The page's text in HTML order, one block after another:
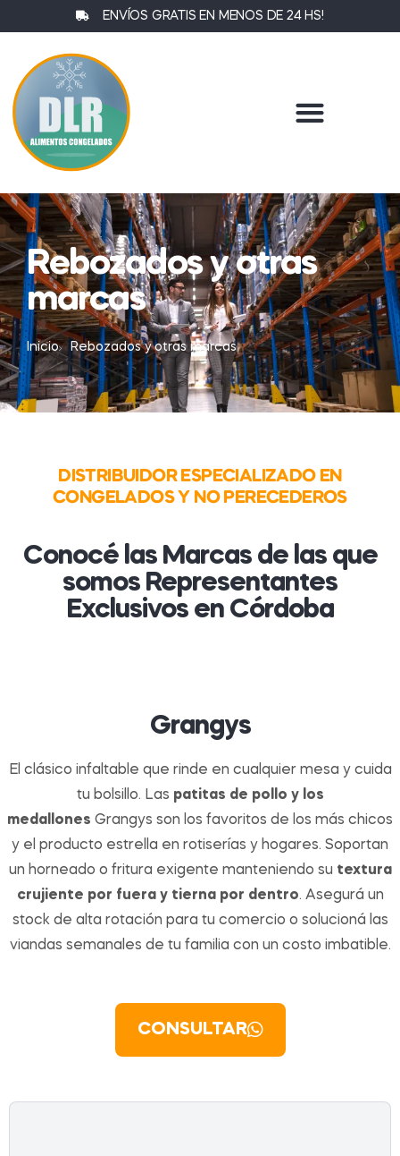
ENVÍOS GRATIS EN MENOS DE 24 HS!
Rebozados y otras
marcas
Inicio Rebozados y otras marcas
DISTRIBUIDOR ESPECIALIZADO EN
CONGELADOS Y NO PERECEDEROS
Conocé las Marcas de las que
somos Representantes
Exclusivos en Córdoba
Grangys
El clásico infaltable que rinde en cualquier mesa y cuida
tu bolsillo. Las patitas de pollo y los
medallones Grangys son los favoritos de los más chicos
y el producto estrella en rotiserías y hogares. Soportan
un horneado o fritura exigente manteniendo su textura
crujiente por fuera y tierna por dentro. Asegurá un
stock de alta rotación para tu comercio o solucioná las
viandas semanales de tu familia con un costo imbatible.
CONSULTAR